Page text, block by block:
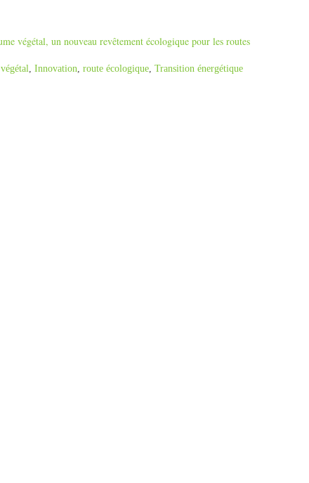
végétal, un nouveau revêtement écologique pour les routes
Innovation route écologique Transition énergétique